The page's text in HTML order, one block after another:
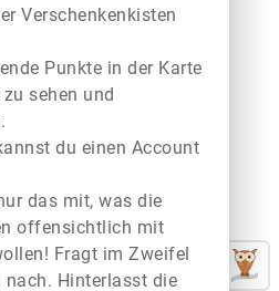
Verschenkenkisten
Punkte in der Karte
sehen und
du einen Account
das mit, was die
offensichtlich mit
Fragt im Zweifel
nach. Hinterlasst die